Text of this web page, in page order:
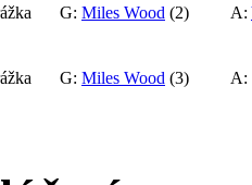
G: Miles Wood (2) A:
G: Miles Wood (3) A: